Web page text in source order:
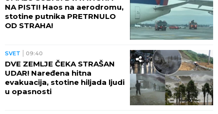
Novi udarac za Jelenu Radanović nakon drame sa
Raletom i Anom Nikolić: Oglasila se zbog
novonastale situacije
BAŠTENSKA RUŽAdonosi boje i
eleganciju u svako dvorište: Cveta
nedeljama i izgleda kao raskošni
buket, a ne traži mnogo